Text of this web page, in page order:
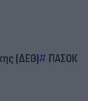
(ΔΕΘ)
ΠΑΣΟΚ